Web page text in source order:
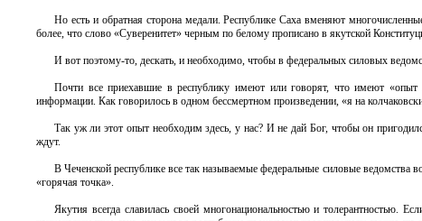
Но есть и обратная сторона медали. Республике Саха вменяют
более, что слово «Суверенитет» черным по белому прописано в якутской
И вот поэтому-то, дескать, и необходимо, чтобы в федеральных силовых
Почти все приехавшие в республику имеют или говорят, что имеют «опыт
информации. Как говорилось в одном бессмертном произведении, «я на
Так уж ли этот опыт необходим здесь, у нас? И не дай Бог, чтобы он
ждут.
В Чеченской республике все так называемые федеральные силовые
«горячая точка».
Якутия всегда славилась своей многонациональностью и толерантностью.